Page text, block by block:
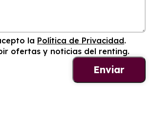
la Política de Privacidad.
ofertas y noticias del renting.